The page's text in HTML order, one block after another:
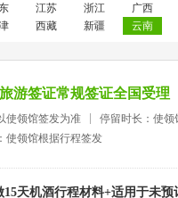
江苏 浙江
广西
西藏 新疆 云南
游签证常规签证全国受理
使领馆签发为准
停留时长：使领
使领馆根据行程签发
15天机酒行程材料+适用于未